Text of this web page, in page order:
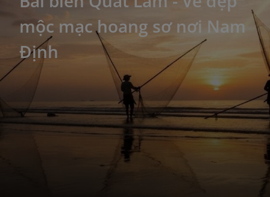
mộc mạc hoang sơ nơi Nam
Định